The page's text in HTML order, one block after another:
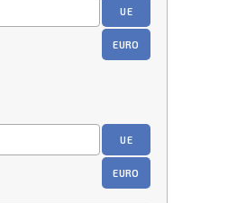
UE
EURO
UE
EURO